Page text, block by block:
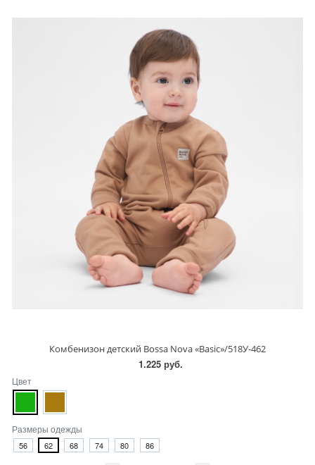
Комбенизон детский Bossa Nova «Basic»/518У-462
1.225 руб.
Цвет
Размеры одежды
56 62 68 74 80 86